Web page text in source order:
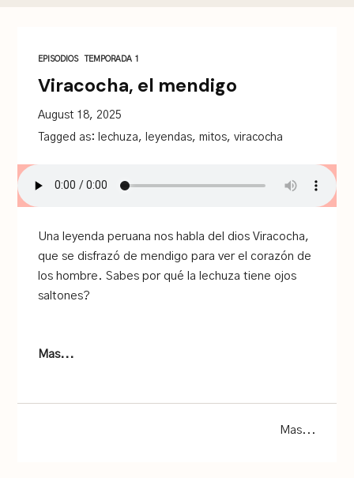
EPISODIOS TEMPORADA 1
Viracocha, el mendigo
August 18, 2025
Tagged as: lechuza, leyendas,mitos,viracocha
Una leyenda peruana nos habla del dios Viracocha,
que se disfrazó de mendigo para ver el corazón de
los hombre. Sabes por qué la lechuza tiene ojos
saltones?
Mas...
Mas...